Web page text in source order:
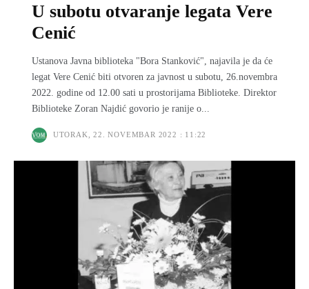
U subotu otvaranje legata Vere
Cenić
Ustanova Javna biblioteka "Bora Stanković", najavila je da će
legat Vere Cenić biti otvoren za javnost u subotu, 26.novembra
2022. godine od 12.00 sati u prostorijama Biblioteke. Direktor
Biblioteke Zoran Najdić govorio je ranije o...
UTORAK, 22. NOVEMBAR 2022 : 11:22